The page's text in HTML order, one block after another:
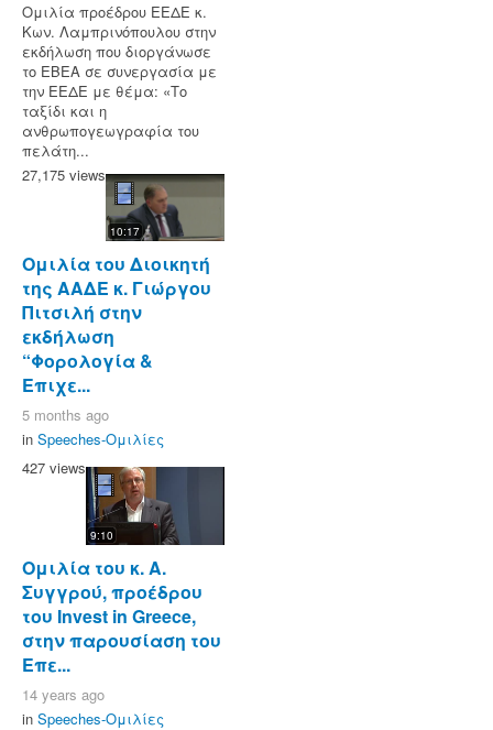
Ομιλία προέδρου ΕΕΔΕ κ.
Κων. Λαμπρινόπουλου στην
εκδήλωση που διοργάνωσε
το ΕΒΕΑ σε συνεργασία με
την ΕΕΔΕ με θέμα: «Το
ταξίδι και η
ανθρωπογεωγραφία του
πελάτη...
27,175 views
10:17
Ομιλία του Διοικητή
της ΑΑΔΕ κ. Γιώργου
Πιτσιλή στην
εκδήλωση
“Φορολογία &
Επιχε...
5 months ago
in Speeches-Ομιλίες
427 views
9:10
Ομιλία του κ. Α.
Συγγρού, προέδρου
του Invest in Greece,
στην παρουσίαση του
Επε...
14 years ago
in Speeches-Ομιλίες